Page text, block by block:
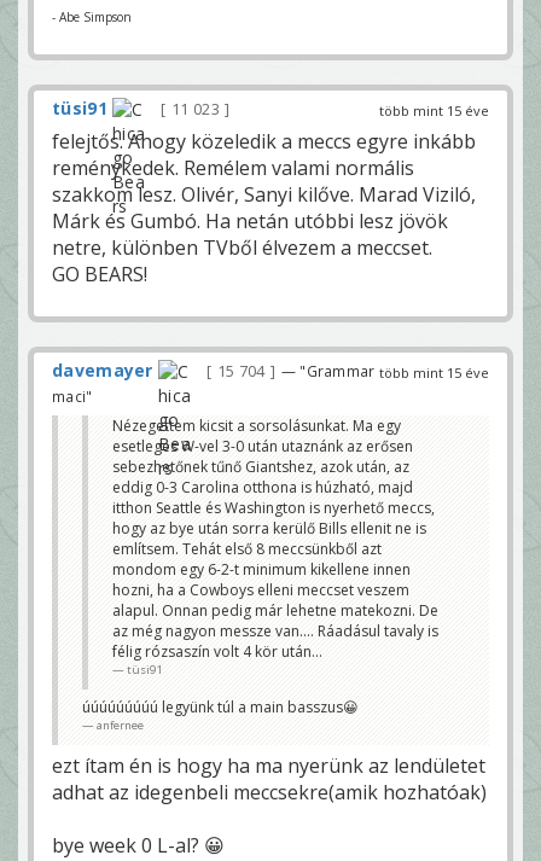
- Abe Simpson
több mint 15 éve
tüsi91 11 023
felejtős. Ahogy közeledik a meccs egyre inkább
reménykedek. Remélem valami normális
szakkom lesz. Olivér, Sanyi kilőve. Marad Viziló,
Márk és Gumbó. Ha netán utóbbi lesz jövök
netre, különben TVből élvezem a meccset.
GO BEARS!
több mint 15 éve
davemayer 15 704
— "Grammar
maci"
Nézegettem kicsit a sorsolásunkat. Ma egy
esetleges W-vel 3-0 után utaznánk az erősen
sebezhetőnek tűnő Giantshez, azok után, az
eddig 0-3 Carolina otthona is húzható, majd
itthon Seattle és Washington is nyerhető meccs,
hogy az bye után sorra kerülő Bills ellenit ne is
említsem. Tehát első 8 meccsünkből azt
mondom egy 6-2-t minimum kikellene innen
hozni, ha a Cowboys elleni meccset veszem
alapul. Onnan pedig már lehetne matekozni. De
az még nagyon messze van.... Ráadásul tavaly is
félig rózsaszín volt 4 kör után...
tüsi91
úúúúúúúúú legyünk túl a main basszus😀
anfernee
ezt ítam én is hogy ha ma nyerünk az lendületet
adhat az idegenbeli meccsekre(amik hozhatóak)
bye week 0 L-al? 😀